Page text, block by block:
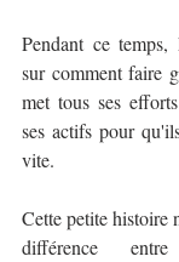
Pendant ce temps,
sur comment faire
met tous ses
ses actifs pour
vite.
Cette petite histoire
différence